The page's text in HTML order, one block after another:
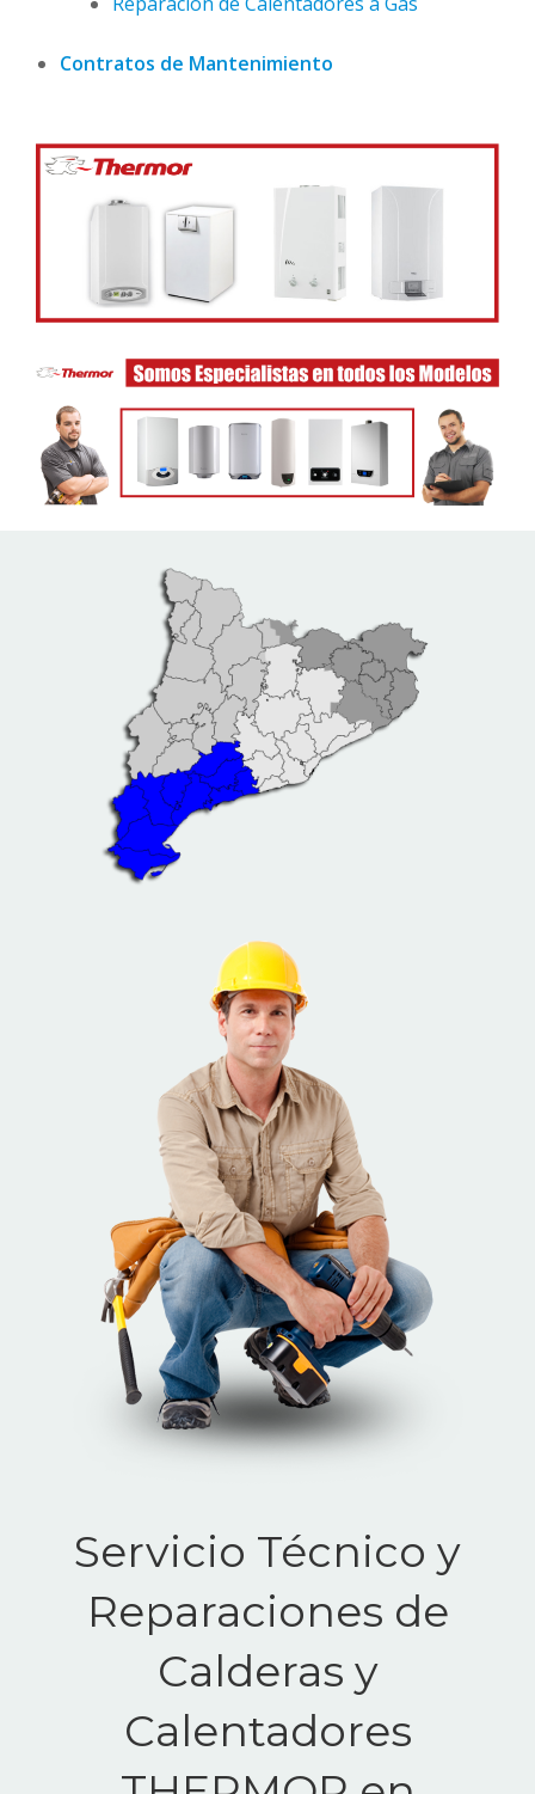
Contratos de Mantenimiento
Servicio Técnico y
Reparaciones de
Calderas y
Calentadores